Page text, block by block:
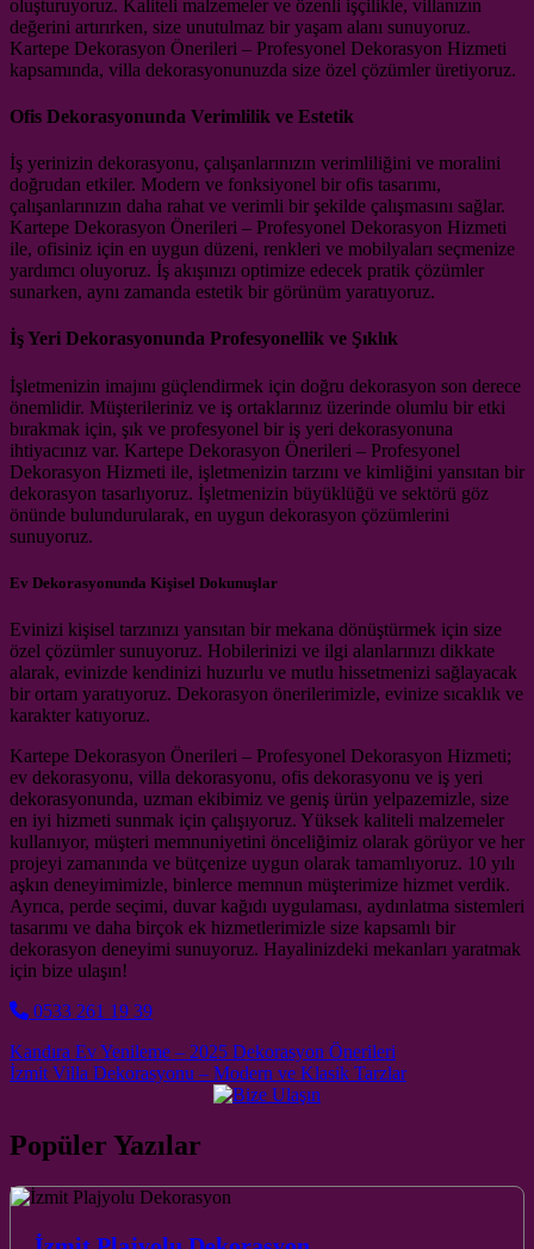
oluşturuyoruz. Kaliteli malzemeler ve özenli işçilikle, villanızın
değerini artırırken, size unutulmaz bir yaşam alanı sunuyoruz.
Kartepe Dekorasyon Önerileri – Profesyonel Dekorasyon Hizmeti
kapsamında, villa dekorasyonunuzda size özel çözümler üretiyoruz.
Ofis Dekorasyonunda Verimlilik ve Estetik
İş yerinizin dekorasyonu, çalışanlarınızın verimliliğini ve moralini
doğrudan etkiler. Modern ve fonksiyonel bir ofis tasarımı,
çalışanlarınızın daha rahat ve verimli bir şekilde çalışmasını sağlar.
Kartepe Dekorasyon Önerileri – Profesyonel Dekorasyon Hizmeti
ile, ofisiniz için en uygun düzeni, renkleri ve mobilyaları seçmenize
yardımcı oluyoruz. İş akışınızı optimize edecek pratik çözümler
sunarken, aynı zamanda estetik bir görünüm yaratıyoruz.
İş Yeri Dekorasyonunda Profesyonellik ve Şıklık
İşletmenizin imajını güçlendirmek için doğru dekorasyon son derece
önemlidir. Müşterileriniz ve iş ortaklarınız üzerinde olumlu bir etki
bırakmak için, şık ve profesyonel bir iş yeri dekorasyonuna
ihtiyacınız var. Kartepe Dekorasyon Önerileri – Profesyonel
Dekorasyon Hizmeti ile, işletmenizin tarzını ve kimliğini yansıtan bir
dekorasyon tasarlıyoruz. İşletmenizin büyüklüğü ve sektörü göz
önünde bulundurularak, en uygun dekorasyon çözümlerini
sunuyoruz.
Ev Dekorasyonunda Kişisel Dokunuşlar
Evinizi kişisel tarzınızı yansıtan bir mekana dönüştürmek için size
özel çözümler sunuyoruz. Hobilerinizi ve ilgi alanlarınızı dikkate
alarak, evinizde kendinizi huzurlu ve mutlu hissetmenizi sağlayacak
bir ortam yaratıyoruz. Dekorasyon önerilerimizle, evinize sıcaklık ve
karakter katıyoruz.
Kartepe Dekorasyon Önerileri – Profesyonel Dekorasyon Hizmeti;
ev dekorasyonu, villa dekorasyonu, ofis dekorasyonu ve iş yeri
dekorasyonunda, uzman ekibimiz ve geniş ürün yelpazemizle, size
en iyi hizmeti sunmak için çalışıyoruz. Yüksek kaliteli malzemeler
kullanıyor, müşteri memnuniyetini önceliğimiz olarak görüyor ve her
projeyi zamanında ve bütçenize uygun olarak tamamlıyoruz. 10 yılı
aşkın deneyimimizle, binlerce memnun müşterimize hizmet verdik.
Ayrıca, perde seçimi, duvar kağıdı uygulaması, aydınlatma sistemleri
tasarımı ve daha birçok ek hizmetlerimizle size kapsamlı bir
dekorasyon deneyimi sunuyoruz. Hayalinizdeki mekanları yaratmak
için bize ulaşın!
0533 261 19 39
Post navigation
Kandıra Ev Yenileme – 2025 Dekorasyon Önerileri
İzmit Villa Dekorasyonu – Modern ve Klasik Tarzlar
Popüler Yazılar